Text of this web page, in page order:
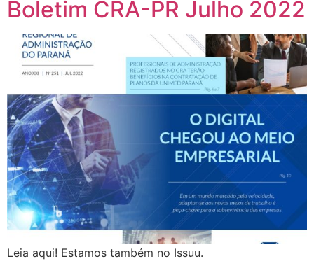
Boletim CRA-PR Julho 2022
Leia aqui! Estamos também no Issuu.